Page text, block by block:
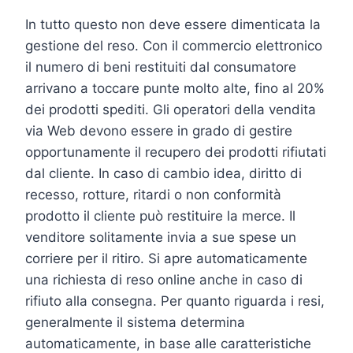
In tutto questo non deve essere dimenticata la
gestione del reso. Con il commercio elettronico
il numero di beni restituiti dal consumatore
arrivano a toccare punte molto alte, fino al 20%
dei prodotti spediti. Gli operatori della vendita
via Web devono essere in grado di gestire
opportunamente il recupero dei prodotti rifiutati
dal cliente. In caso di cambio idea, diritto di
recesso, rotture, ritardi o non conformità
prodotto il cliente può restituire la merce. Il
venditore solitamente invia a sue spese un
corriere per il ritiro. Si apre automaticamente
una richiesta di reso online anche in caso di
rifiuto alla consegna. Per quanto riguarda i resi,
generalmente il sistema determina
automaticamente, in base alle caratteristiche